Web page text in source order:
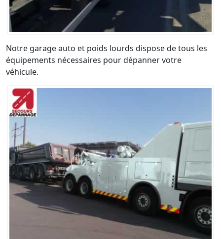
Notre garage auto et poids lourds dispose de tous les
équipements nécessaires pour dépanner votre
véhicule.